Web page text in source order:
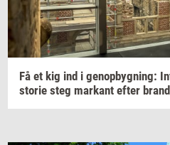
Få et kig ind i genop­byg­ning:
sto­rie steg mar­kant efter